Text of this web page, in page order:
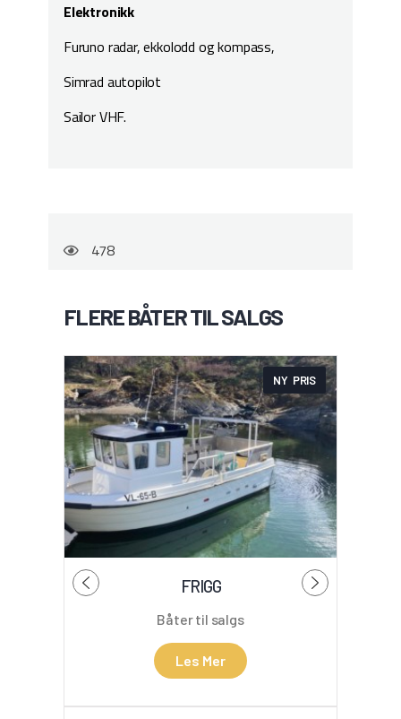
Elektronikk
Furuno radar, ekkolodd og kompass,
Simrad autopilot
Sailor VHF.
478
FLERE BÅTER TIL SALGS
NY PRIS
FRIGG
Båter til salgs
Les Mer